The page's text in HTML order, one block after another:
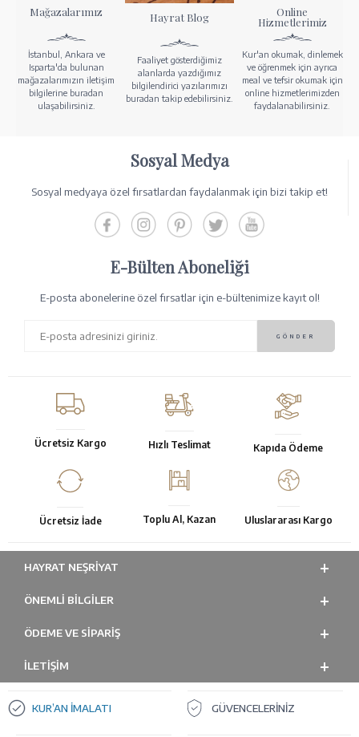
Mağazalarımız
İstanbul, Ankara ve
Isparta'da bulunan
mağazalarımızın iletişim
bilgilerine buradan
ulaşabilirsiniz.
Hayrat Blog
Faaliyet gösterdiğimiz
alanlarda yazdığımız
bilgilendirici yazılarımızı
buradan takip edebilirsiniz.
Online
Hizmetlerimiz
Kur'an okumak, dinlemek
ve öğrenmek için ayrıca
meal ve tefsir okumak için
online hizmetlerimizden
faydalanabilirsiniz.
Sosyal Medya
Sosyal medyaya özel fırsatlardan faydalanmak için bizi takip et!
E-Bülten Aboneliği
E-posta abonelerine özel fırsatlar için e-bültenimize kayıt ol!
Ücretsiz Kargo Hızlı Teslimat Kapıda Ödeme
Ücretsiz İade Toplu Al, Kazan Uluslararası Kargo
HAYRAT NEŞRIYAT
ÖNEMLI BILGILER
ÖDEME VE SİPARİŞ
İLETİŞİM
KUR’AN İMALATI GÜVENCELERİNİZ